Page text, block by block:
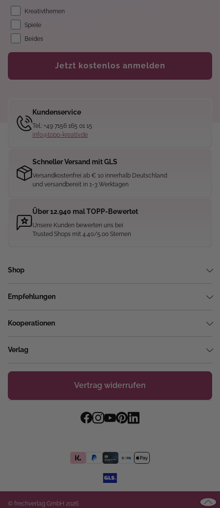
Kreativthemen
Spiele
Beides
Jetzt kostenlos anmelden
Kundenservice
Tel.: +49 7156 165 01 15
info@topp-kreativ.de
Schneller Versand mit GLS
Versandkostenfrei ab € 10 innerhalb Deutschland
und versandbereit in 1-3 Werktagen
Über 12.940 mal TOPP-Bewertet
Unsere Kunden bewerten uns bei
Trusted Shops mit 4.40/5.00 Sternen
Shop
Empfehlungen
Kooperationen
Verlag
Vertrag widerrufen
© frechverlag GmbH 2026